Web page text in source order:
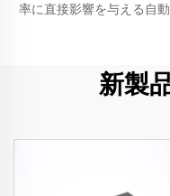
率に直接影響を与える自
新製